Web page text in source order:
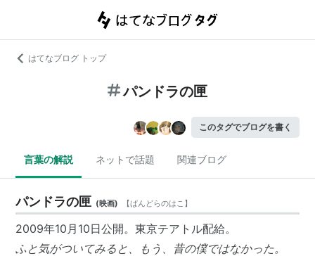
はてなブログ トップ
パンドラの匣
このタグでブログを書く
言葉の解説 ネットで話題 関連ブログ
パンドラの匣 (映画) 【ぱんどらのはこ 】
2009年10月10日公開。東京テアトル配給。
ふと気がついてみると、もう、昔の僕ではなかった。